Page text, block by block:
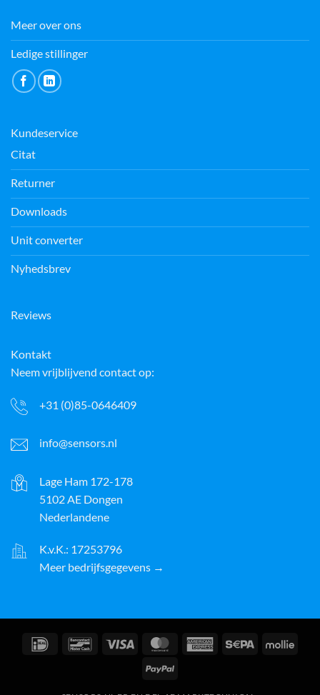
Meer over ons
Ledige stillinger
Kundeservice
Citat
Returner
Downloads
Unit converter
Nyhedsbrev
Reviews
Kontakt
Neem vrijblijvend contact op:
+31 (0)85-0646409
info@sensors.nl
Lage Ham 172-178
5102 AE Dongen
Nederlandene
K.v.K.: 17253796
Meer bedrijfsgegevens →
IDeal BancontactVisum MasterCardAmerican Sepa
PayPal